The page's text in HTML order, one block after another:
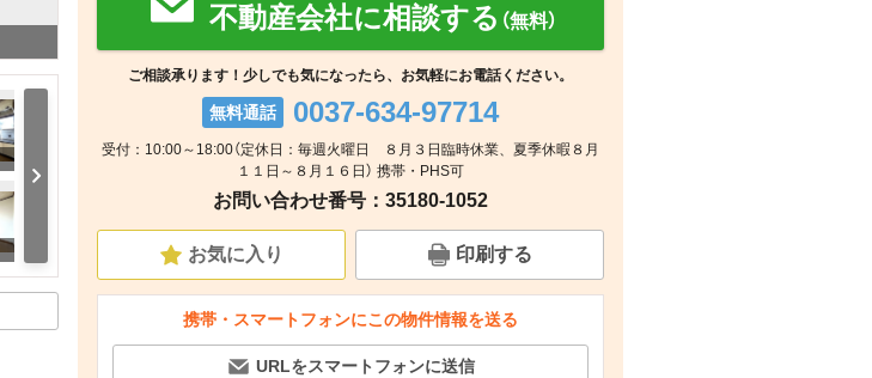
玄関
玄関 浴室 浴室
キッチン その他
不動産会社に相談する （無料）
ご相談承ります！少しでも気になったら、お気軽にお電話ください。
無料通話 0037-634-97714
受付：10:00～18:00（定休日：毎週火曜日 ８月３日臨時休業、夏季休暇８月
１１日～８月１６日） 携帯・PHS可
お問い合わせ番号：35180-1052
お気に入り 印刷する
携帯・スマートフォンにこの物件情報を送る
URLをスマートフォンに送信